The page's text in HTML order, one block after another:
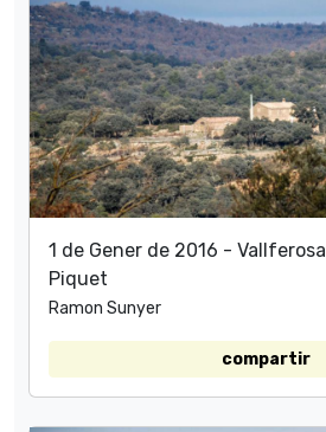
1 de Gener de 2016 - Vallferosa
Piquet
Ramon Sunyer
compartir